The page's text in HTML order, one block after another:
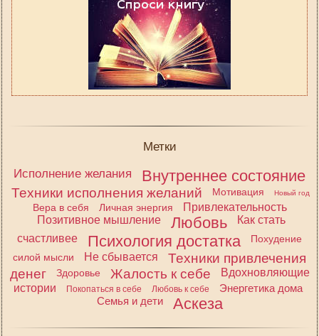
Метки
Исполнение желания
Внутреннее состояние
Техники исполнения желаний Мотивация Новый год
Вера в себя Личная энергия
Привлекательность
Позитивное мышление
Любовь
Как стать
счастливее
Психология достатка
Похудение
силой мысли
Не сбывается
Техники привлечения
денег
Здоровье Жалость к себе
Вдохновляющие
истории
Покопаться в себе Любовь к себе
Энергетика дома
Семья и дети
Аскеза